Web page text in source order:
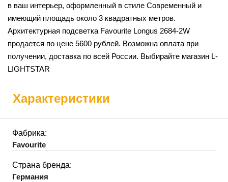
в ваш интерьер, оформленный в стиле Современный и
имеющий площадь около 3 квадратных метров.
Архитектурная подсветка Favourite Longus 2684-2W
продается по цене 5600 рублей. Возможна оплата при
получении, доставка по всей России. Выбирайте магазин L-
LIGHTSTAR
Характеристики
Фабрика:
Favourite
Страна бренда:
Германия